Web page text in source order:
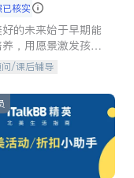
已核实
的未来始于早期能
，用愿景激发孩子
潜力和动力。理念：
长型心态是成功的基
/课后辅导